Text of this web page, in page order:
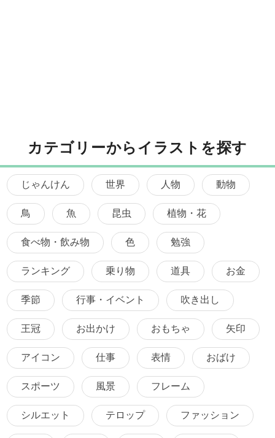
カテゴリーからイラストを探す
じゃんけん 世界 人物 動物
鳥 魚 昆虫 植物・花
食べ物・飲み物 色 勉強
ランキング 乗り物 道具 お金
季節 行事・イベント 吹き出し
王冠 お出かけ おもちゃ 矢印
アイコン 仕事 表情 おばけ
スポーツ 風景 フレーム
シルエット テロップ ファッション